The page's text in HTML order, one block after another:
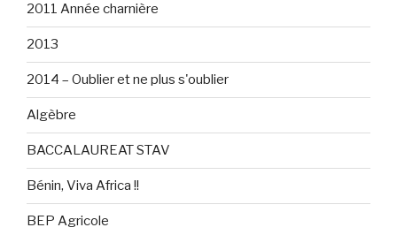
2011 Année charnière
2013
2014 – Oublier et ne plus s'oublier
Algèbre
BACCALAUREAT STAV
Bénin, Viva Africa !!
BEP Agricole